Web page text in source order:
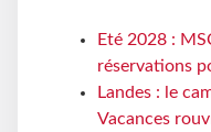
Eté 2028 :
réservations
Landes : le
Vacances